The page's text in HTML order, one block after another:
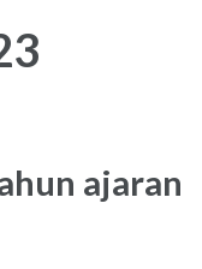
ajaran